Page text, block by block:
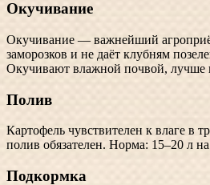
Окучивание
Окучивание — важнейший
заморозков и не даёт клубням
Окучивают влажной почвой, лучше
Полив
Картофель чувствителен к влаге в
полив обязателен. Норма: 15–20 л
Подкормка